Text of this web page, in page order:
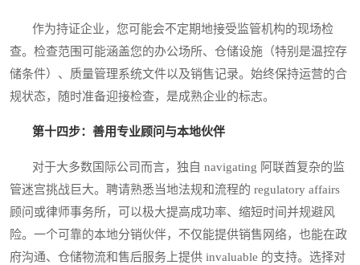
作为持证企业，您可能会不定期地接受监管机构的现场检
查。检查范围可能涵盖您的办公场所、仓储设施（特别是温控存
储条件）、质量管理系统文件以及销售记录。始终保持运营的合
规状态，随时准备迎接检查，是成熟企业的标志。
第十四步：善用专业顾问与本地伙伴
对于大多数国际公司而言，独自 navigating 阿联酋复杂的监
管迷宫挑战巨大。聘请熟悉当地法规和流程的 regulatory affairs
顾问或律师事务所，可以极大提高成功率、缩短时间并规避风
险。一个可靠的本地分销伙伴，不仅能提供销售网络，也能在政
府沟通、仓储物流和售后服务上提供 invaluable 的支持。选择对